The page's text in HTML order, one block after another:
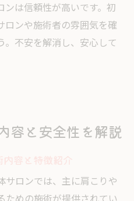
は信頼性が高いです。初
ロンや施術者の雰囲気を確
不安を解消し、安心して
容と安全性を解説
サロンでは、主に肩こりや